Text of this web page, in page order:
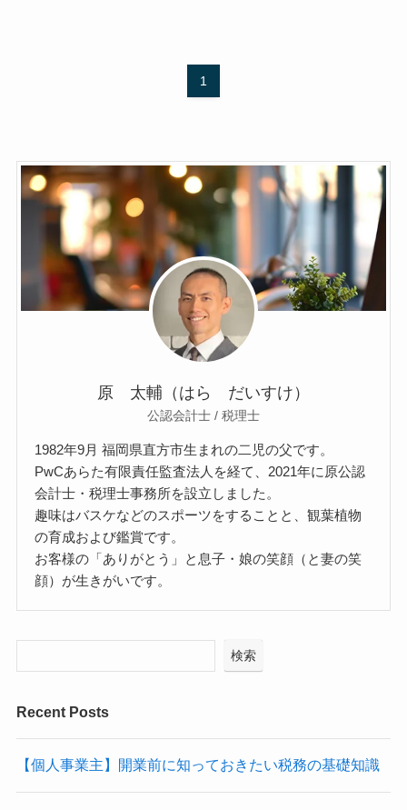
1
原 太輔（はら だいすけ）
公認会計士 / 税理士
1982年9月 福岡県直方市生まれの二児の父です。
PwCあらた有限責任監査法人を経て、2021年に原公認
会計士・税理士事務所を設立しました。
趣味はバスケなどのスポーツをすることと、観葉植物
の育成および鑑賞です。
お客様の「ありがとう」と息子・娘の笑顔（と妻の笑
顔）が生きがいです。
検索
Recent Posts
【個人事業主】開業前に知っておきたい税務の基礎知識